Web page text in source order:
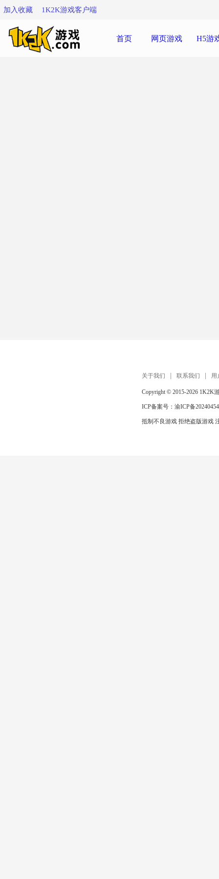
加入收藏 1K2K游戏客户端
首页 网页游戏 H5游
关于我们 联系我们 用
Copyright © 2015-2026 1K2K
ICP备案号： 渝ICP备
抵制不良游戏 拒绝盗版游戏